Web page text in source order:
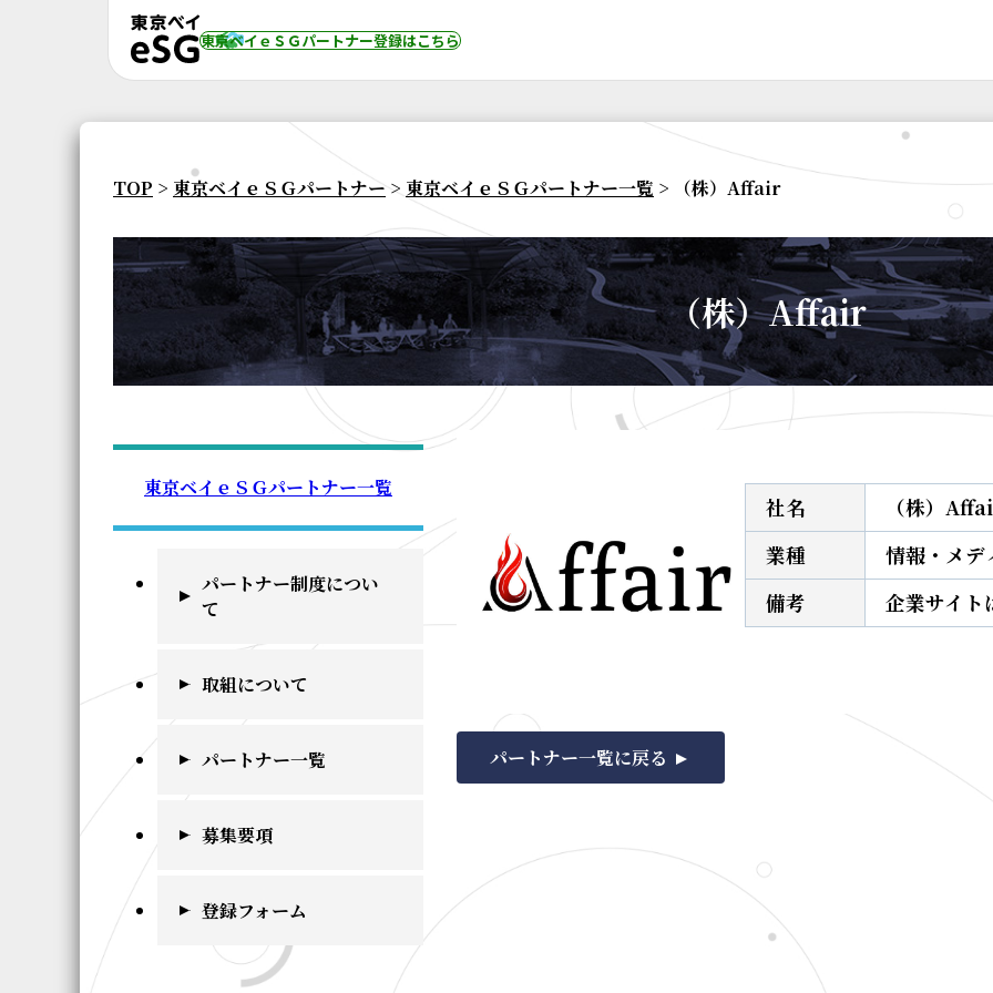
東京ベイｅＳＧパートナー登録はこちら
TOP > 東京ベイｅＳＧパートナー > 東京ベイｅＳＧパートナー一覧 > （株）Affair
（株）Affair
東京ベイｅＳＧパートナー一覧
パートナー制度につい
て
取組について
パートナー一覧
募集要項
登録フォーム
社名
（株）
業種
情報・メデ
備考
企業サイト
パートナー一覧に戻る